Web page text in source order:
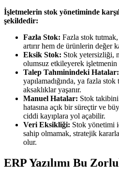
İşletmelerin stok yönetiminde
şekildedir:
Fazla Stok: Fazla stok
artırır hem de ürünlerin değer
Eksik Stok: Stok yetersizliği,
olumsuz etkileyerek işletmenin
Talep Tahminindeki Hatalar:
yapılamadığında, ya fazla
aksaklıklar yaşanır.
Manuel Hatalar: Stok
hatasına açık bir süreçtir ve
ciddi kayıplara yol açabilir.
Veri Eksikliği: Stok yönetimi
sahip olmamak, stratejik
olur.
ERP Yazılımı Bu